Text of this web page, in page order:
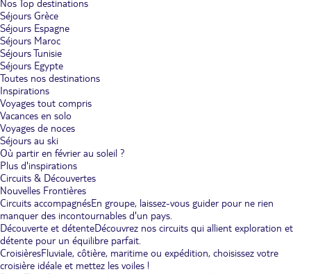
Nos Top destinations
Séjours Grèce
Séjours Espagne
Séjours Maroc
Séjours Tunisie
Séjours Egypte
Toutes nos destinations
Inspirations
Voyages tout compris
Vacances en solo
Voyages de noces
Séjours au ski
Où partir en février au soleil ?
Plus d'inspirations
Circuits & Découvertes
Nouvelles Frontières
Circuits accompagnésEn groupe, laissez-vous guider pour ne rien
manquer des incontournables d'un pays.
Découverte et détenteDécouvrez nos circuits qui allient exploration et
détente pour un équilibre parfait.
CroisièresFluviale, côtière, maritime ou expédition, choisissez votre
croisière idéale et mettez les voiles !